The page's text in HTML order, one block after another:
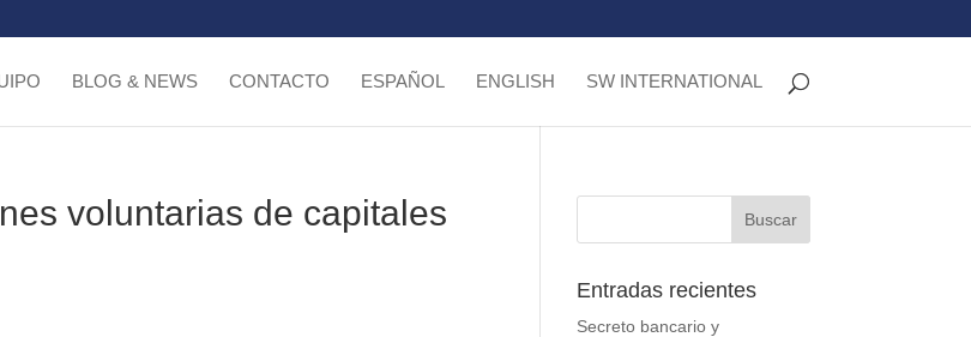
BLOG & NEWS CONTACTO ESPAÑOL ENGLISH SW INTERNATIONAL
voluntarias de capitales
Entradas recientes
Secreto bancario y